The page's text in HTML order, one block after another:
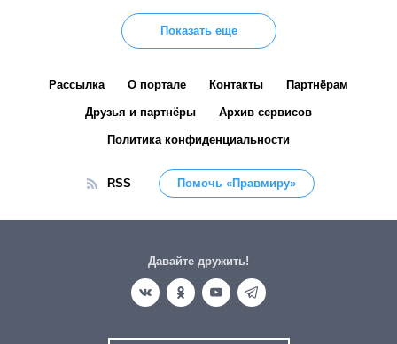
Показать еще
Рассылка О портале Контакты Партнёрам
Друзья и партнёры Архив сервисов
Политика конфиденциальности
RSS Помочь «Правмиру»
Давайте дружить!